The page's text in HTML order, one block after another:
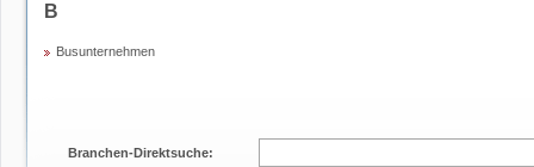
B
Busunternehmen
Branchen-Direktsuche: